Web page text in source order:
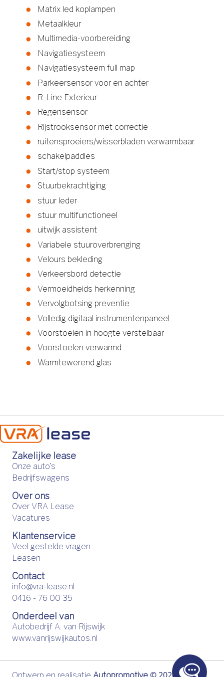
Matrix led koplampen
Metaalkleur
Multimedia-voorbereiding
Navigatiesysteem
Navigatiesysteem full map
Parkeersensor voor en achter
R-Line Exterieur
Regensensor
Rijstrooksensor met correctie
ruitensproeiers/wisserbladen verwarmbaar
schakelpaddles
Start/stop systeem
Stuurbekrachtiging
stuur leder
stuur multifunctioneel
uitwijk assistent
Variabele stuuroverbrenging
Velours bekleding
Verkeersbord detectie
Vermoeidheids herkenning
Vervolgbotsing preventie
Volledig digitaal instrumentenpaneel
Voorstoelen in hoogte verstelbaar
Voorstoelen verwarmd
Warmtewerend glas
Zakelijke lease
Onze auto's
Bedrijfswagens
Over ons
Over VRA Lease
Vacatures
Klantenservice
Veel gestelde vragen
Leasen
Contact
info@vra-lease.nl
0416 - 76 00 35
Onderdeel van
Autobedrijf A. van Rijswijk
www.vanrijswijkautos.nl